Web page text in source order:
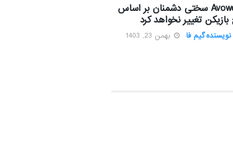
در Avowed سختی دشمنان بر اساس
تغییر نخواهد کرد
نویسنده گیم فا بهمن 23, 1403